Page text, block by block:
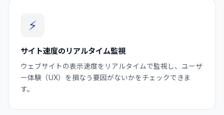
⚡
サイト速度のリアルタイム監視
ウェブサイトの表示速度をリアルタイムで監視し、ユーザ
ー体験（UX）を損なう要因がないかをチェックできま
す。